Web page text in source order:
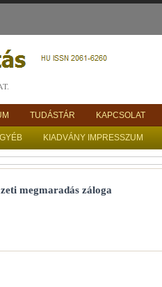
TUDÁSTÁR KAPCSOLAT
KIADVÁNY IMPRESSZUM
megmaradás záloga